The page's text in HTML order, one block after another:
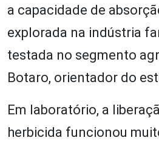
a capacidade de
explorada na indústria
testada no segmento
Botaro, orientador do
Em laboratório, a
herbicida funcionou